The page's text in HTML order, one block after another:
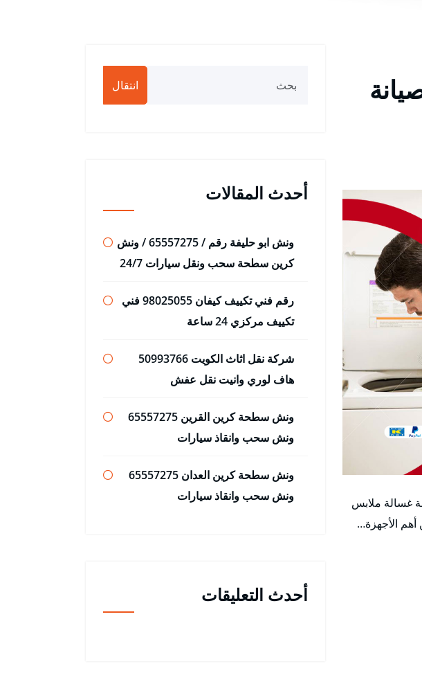
/ فني صيانة
غسالة ملابس
الأجهزة…
انتقال
أحدث المقالات
ونش ابو حليفة رقم / 65557275 / ونش
كرين سطحة سحب ونقل سيارات 24/7
رقم فني تكييف كيفان 98025055 فني
تكييف مركزي 24 ساعة
شركة نقل اثاث الكويت 50993766
هاف لوري وانيت نقل عفش
ونش سطحة كرين القرين 65557275
ونش سحب وانقاذ سيارات
ونش سطحة كرين العدان 65557275
ونش سحب وانقاذ سيارات
أحدث التعليقات